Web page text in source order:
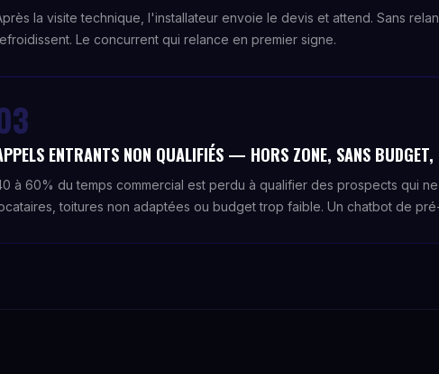
la visite technique, l'installateur envoie le devis et attend. Sans
Le concurrent qui relance en premier signe.
ENTRANTS NON QUALIFIÉS — HORS ZONE, SANS
à 60% du temps commercial est perdu à qualifier des prospects qui
toitures non adaptées ou budget trop faible. Un chatbot de